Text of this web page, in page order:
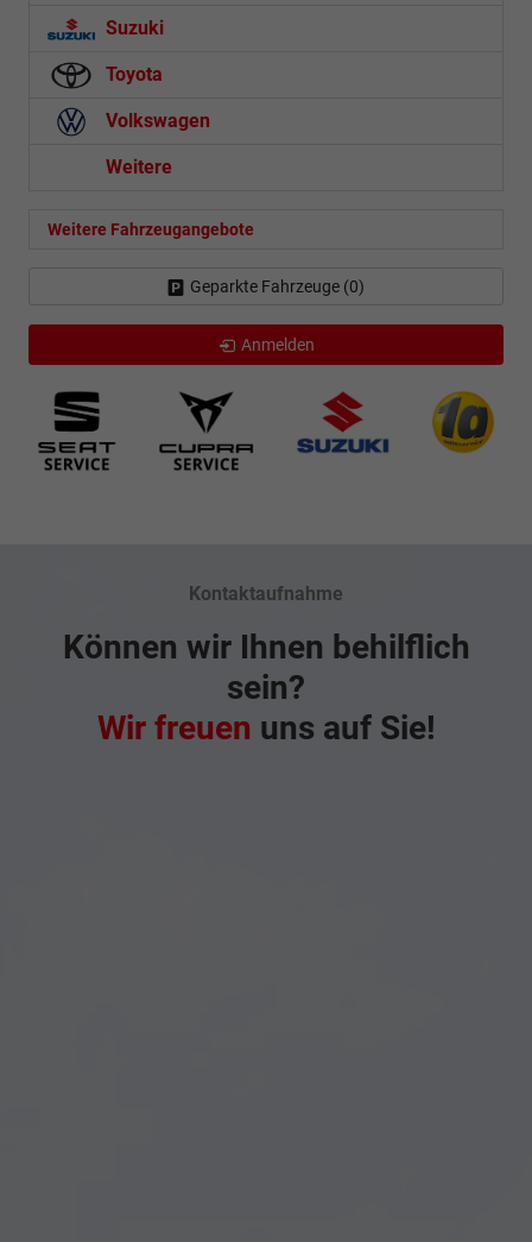
Suzuki
Toyota
Volkswagen
Weitere
Weitere Fahrzeugangebote
Geparkte Fahrzeuge (0)
Anmelden
Kontaktaufnahme
Können wir Ihnen behilflich
sein?
Wir freuen uns auf Sie!